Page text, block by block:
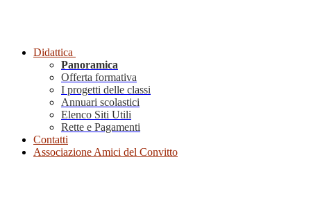
Didattica
Panoramica
Offerta formativa
I progetti delle classi
Annuari scolastici
Elenco Siti Utili
Rette e Pagamenti
Contatti
Associazione Amici del Convitto